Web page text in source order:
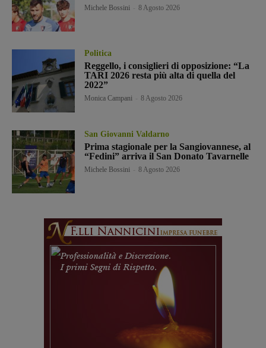
Michele Bossini 8 Agosto 2026
Politica
Reggello, i consiglieri di opposizione: “La
TARI 2026 resta più alta di quella del
2022”
Monica Campani 8 Agosto 2026
San Giovanni Valdarno
Prima stagionale per la Sangiovannese, al
“Fedini” arriva il San Donato Tavarnelle
Michele Bossini 8 Agosto 2026